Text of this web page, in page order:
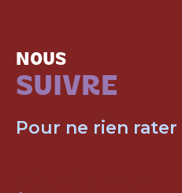
NOUS
SUIVRE
Pour ne rien rater